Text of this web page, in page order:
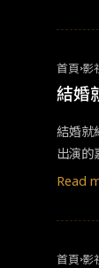
的節子
離開人
一種致
又多金
知威廉
能把愛
處卻
首頁 影
結婚
結婚就
出演的
年下降
Read
首頁 影